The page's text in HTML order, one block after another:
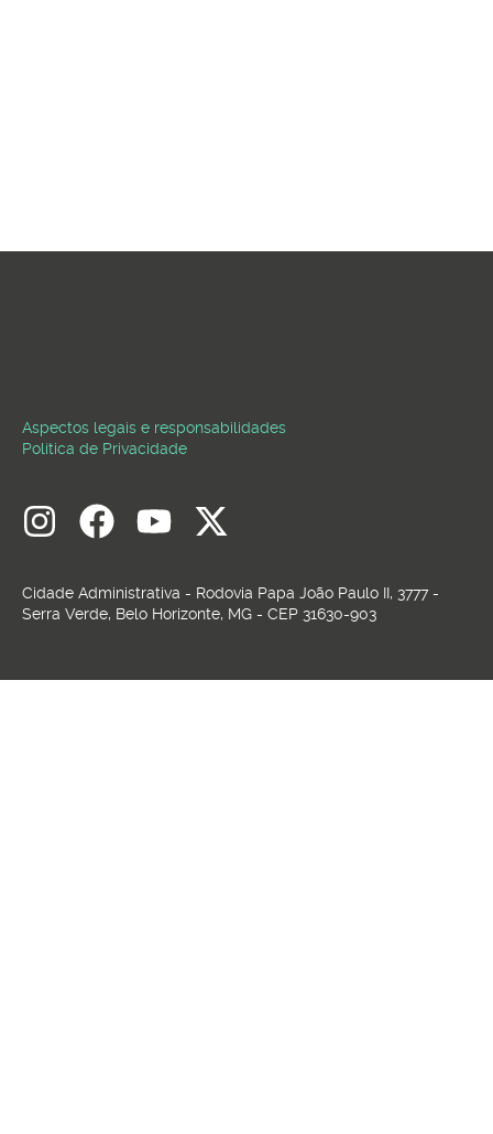
Aspectos legais e responsabilidades
Política de Privacidade
Cidade Administrativa - Rodovia Papa João Paulo II, 3777 -
Serra Verde, Belo Horizonte, MG - CEP 31630-903